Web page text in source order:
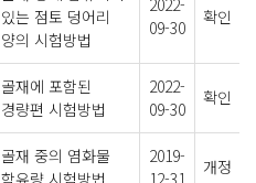
있는 점토 덩어리
양의 시험방법
2022-
09-30
확인
골재에 포함된
경량편 시험방법
2022-
09-30
확인
골재 중의 염화물
함유량 시험방법
2019-
12-31
개정